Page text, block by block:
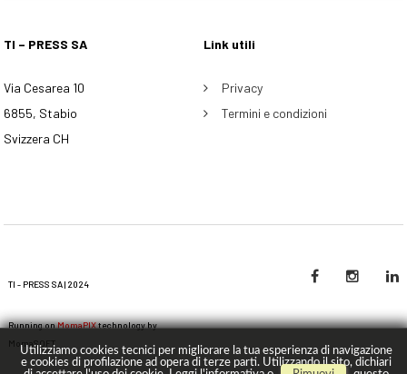
TI – PRESS SA
Via Cesarea 10
6855, Stabio
Svizzera CH
Link utili
Privacy
Termini e condizioni
TI - PRESS SA | 2024
Running onMomaPIXtechnology by
MomaSOFT
Utilizziamo cookies tecnici per migliorare la tua esperienza di navigazione
e cookies di profilazione ad opera di terze parti. Utilizzando il sito, dichiari